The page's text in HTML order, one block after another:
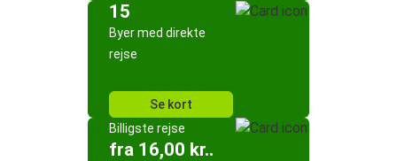
15
Byer med direkte
rejse
Se kort
Billigste rejse
fra 16,00 kr..